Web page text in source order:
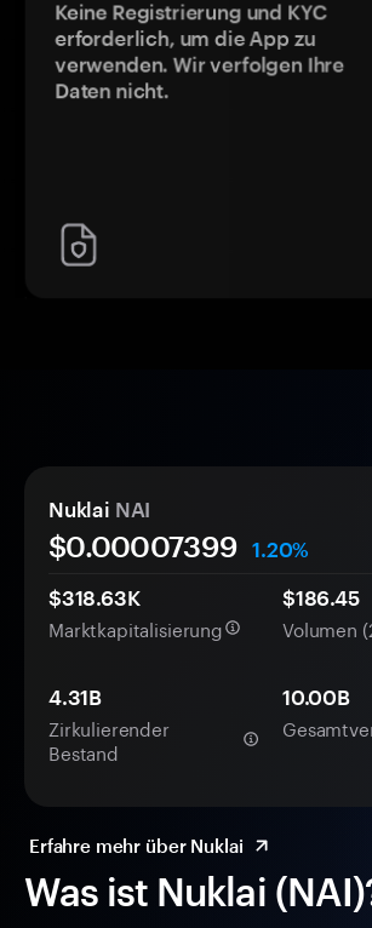
Keine Registrierung und KYC
erforderlich, um die App zu
verwenden. Wir verfolgen Ihre
Daten nicht.
Was ist Nuklai
Nuklai NAI
$0.00007399
1.20%
$318.63K
Marktkapitalisierung
$186.45
Volumen
4.31B
Zirkulierender
Bestand
10.00B
Erfahre mehr über Nuklai